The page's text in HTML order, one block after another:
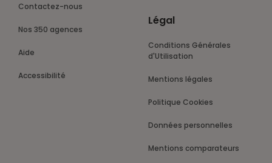
Contactez-nous
Nos 350 agences
Aide
Accessibilité
Légal
Conditions Générales
d'Utilisation
Mentions légales
Politique Cookies
Données personnelles
Mentions comparateurs